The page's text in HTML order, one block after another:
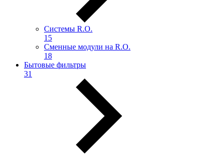
Системы R.O.
15
Сменные модули на R.O.
18
Бытовые фильтры
31